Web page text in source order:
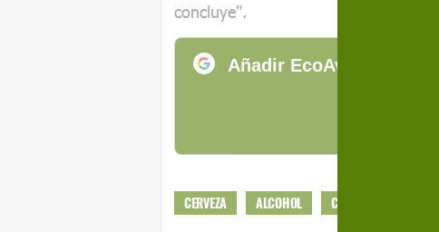
concluye".
Añadir EcoAvant.com
CERVEZA ALCOHOL CAMBIO CLIMÁTICO